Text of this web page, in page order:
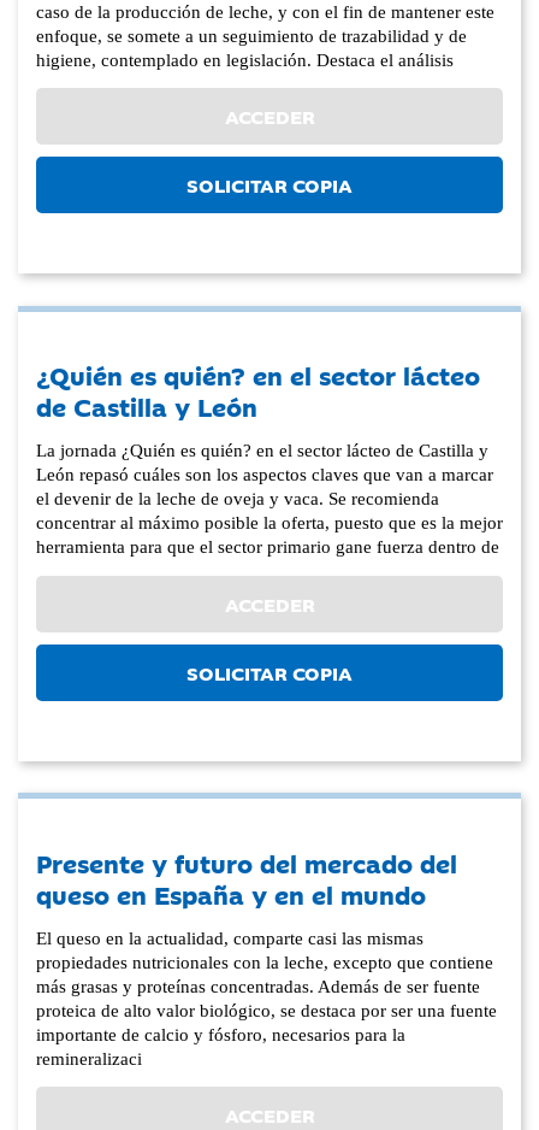
caso de la producción de leche, y con el fin de mantener este
enfoque, se somete a un seguimiento de trazabilidad y de
higiene, contemplado en legislación. Destaca el análisis
ACCEDER
SOLICITAR COPIA
¿Quién es quién? en el sector lácteo
de Castilla y León
La jornada ¿Quién es quién? en el sector lácteo de Castilla y
León repasó cuáles son los aspectos claves que van a marcar
el devenir de la leche de oveja y vaca. Se recomienda
concentrar al máximo posible la oferta, puesto que es la mejor
herramienta para que el sector primario gane fuerza dentro de
ACCEDER
SOLICITAR COPIA
Presente y futuro del mercado del
queso en España y en el mundo
El queso en la actualidad, comparte casi las mismas
propiedades nutricionales con la leche, excepto que contiene
más grasas y proteínas concentradas. Además de ser fuente
proteica de alto valor biológico, se destaca por ser una fuente
importante de calcio y fósforo, necesarios para la
remineralizaci
ACCEDER